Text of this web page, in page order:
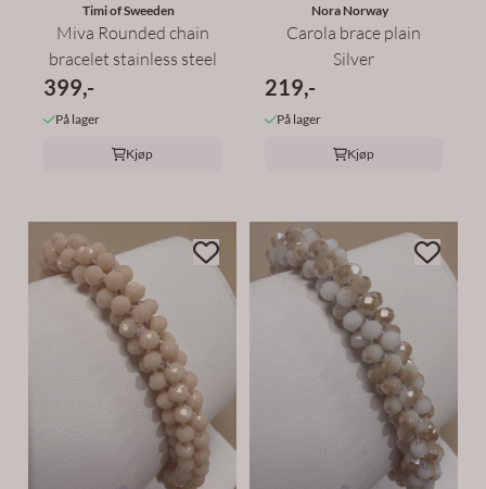
Timi of Sweeden
Miva Rounded chain
bracelet stainless steel
399,-
På lager
Kjøp
Nora Norway
Carola brace plain
Silver
219,-
På lager
Kjøp